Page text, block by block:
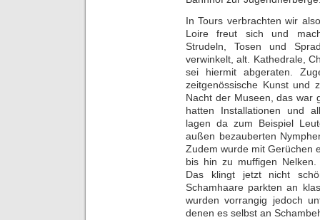
In Tours verbrachten wir
Loire freut sich und
Strudeln, Tosen und
verwinkelt, alt. Kathedrale,
sei hiermit abgeraten.
zeitgenössische Kunst und
Nacht der Museen, das war
hatten Installationen und
lagen da zum Beispiel
außen bezauberten
Zudem wurde mit Gerüchen
bis hin zu muffigen
Das klingt jetzt nicht
Schamhaare parkten an
wurden vorrangig jedoch
denen es selbst an